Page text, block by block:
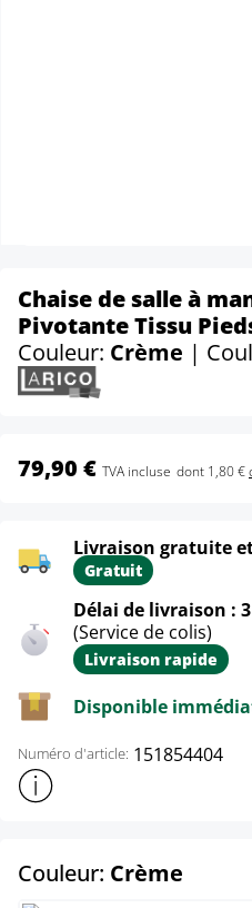
Chaise de salle à
Pivotante Tissu
Couleur: Crème |
79,90 € TVA incluse dont 1,80 €
Livraison gratuite
Gratuit
Délai de livraison :
(Service de colis)
Livraison rapide
Disponible
Numéro d'article: 151854404
Afficher plus d'informations sur
Couleur: Crème